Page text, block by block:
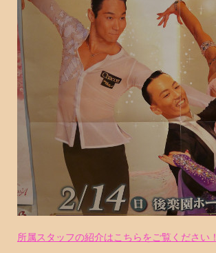
所属スタッフの紹介はこちらをご覧ください！